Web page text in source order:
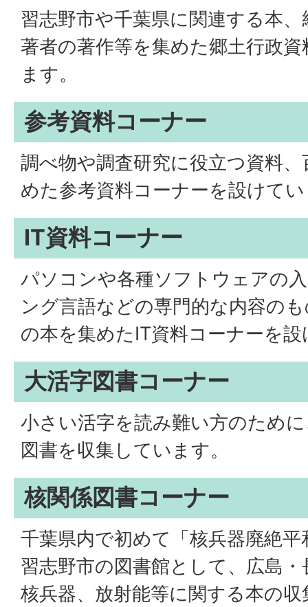
習志野市や千葉県に関連する本
著者の著作等を集めた郷土行政
ます。
参考資料コーナー
調べ物や調査研究に役立つ資料
めた参考資料コーナーを設けて
IT資料コーナー
パソコンや各種ソフトウェアの
ング言語などの専門的な内容の
の本を集めたIT資料コーナーを
大活字図書コーナー
小さい活字を読み難い方のため
図書を収集しています。
核関係図書コーナー
千葉県内で初めて「核兵器廃絶
習志野市の図書館として、広島
核兵器、放射能等に関する本の